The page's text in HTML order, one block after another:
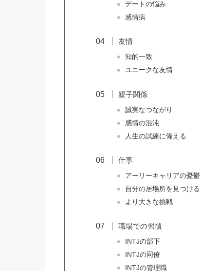
デートの悩み
感情病
友情
知的一致
ユニークな友情
親子関係
誠実なつながり
感情の混沌
人生の試練に備える
仕事
アーリーキャリアの憂鬱
自分の居場所を見つける
より大きな挑戦
職場での習慣
INTJの部下
INTJの同僚
INTJの管理職